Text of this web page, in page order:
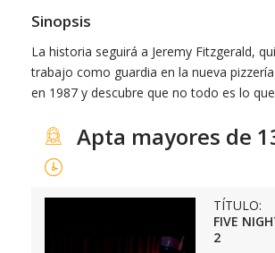
Sinopsis
La historia seguirá a Jeremy Fitzgerald,
trabajo como guardia en la nueva
en 1987 y descubre que no todo es lo
Apta mayores de
TÍTULO:
FIVE
2